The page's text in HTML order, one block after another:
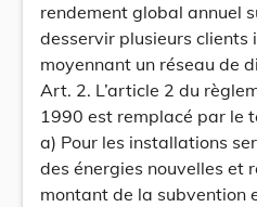
rendement global annuel
desservir plusieurs clients
moyennant un réseau de
Art. 2. L’article 2 du
1990 est remplacé par le
a) Pour les installations
des énergies nouvelles et
montant de la subvention